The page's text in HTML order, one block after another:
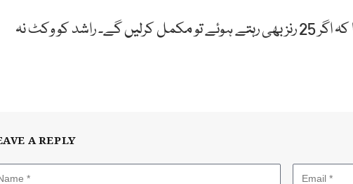
آصف علی نے بتایا کہ شعیب ملک سے کہا تھا کہ اگر 25 رنز بھی رہتے ہوئے تو مکمل کرلیں گے۔ راشد کو وکٹ نہ
A REPLY